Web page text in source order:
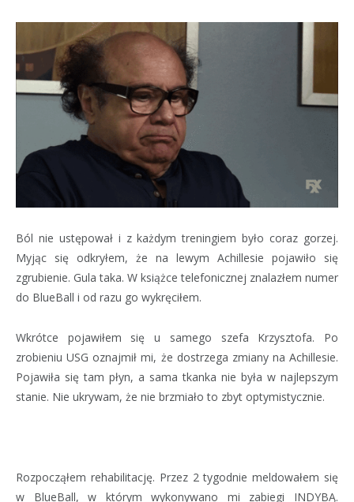
Ból nie ustępował i z każdym treningiem było coraz gorzej.
Myjąc się odkryłem, że na lewym Achillesie pojawiło się
zgrubienie. Gula taka. W książce telefonicznej znalazłem numer
do BlueBall i od razu go wykręciłem.
Wkrótce pojawiłem się u samego szefa Krzysztofa. Po
zrobieniu USG oznajmił mi, że dostrzega zmiany na Achillesie.
Pojawiła się tam płyn, a sama tkanka nie była w najlepszym
stanie. Nie ukrywam, że nie brzmiało to zbyt optymistycznie.
Rozpocząłem rehabilitację. Przez 2 tygodnie meldowałem się
w BlueBall, w którym wykonywano mi zabiegi INDYBĄ.